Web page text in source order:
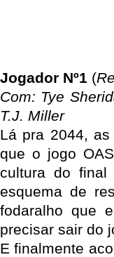
Jogador Nº1 (
Com: Tye
T.J. Miller
Lá pra 2044,
que o jogo
cultura do
esquema de
fodaralho que
precisar sair do
E finalmente